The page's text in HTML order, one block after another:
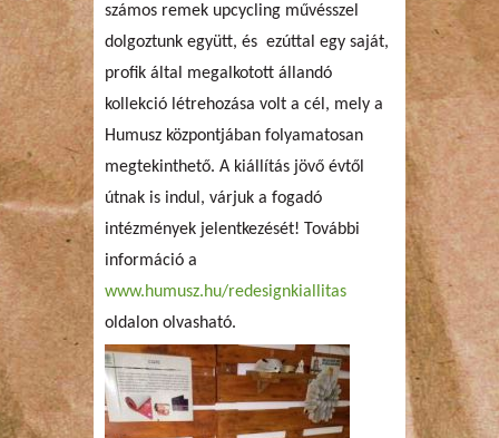
számos remek upcycling művésszel
dolgoztunk együtt, és ezúttal egy saját,
profik által megalkotott állandó
kollekció létrehozása volt a cél, mely a
Humusz központjában folyamatosan
megtekinthető. A kiállítás jövő évtől
útnak is indul, várjuk a fogadó
intézmények jelentkezését! További
információ a
www.humusz.hu/redesignkiallitas
oldalon olvasható.